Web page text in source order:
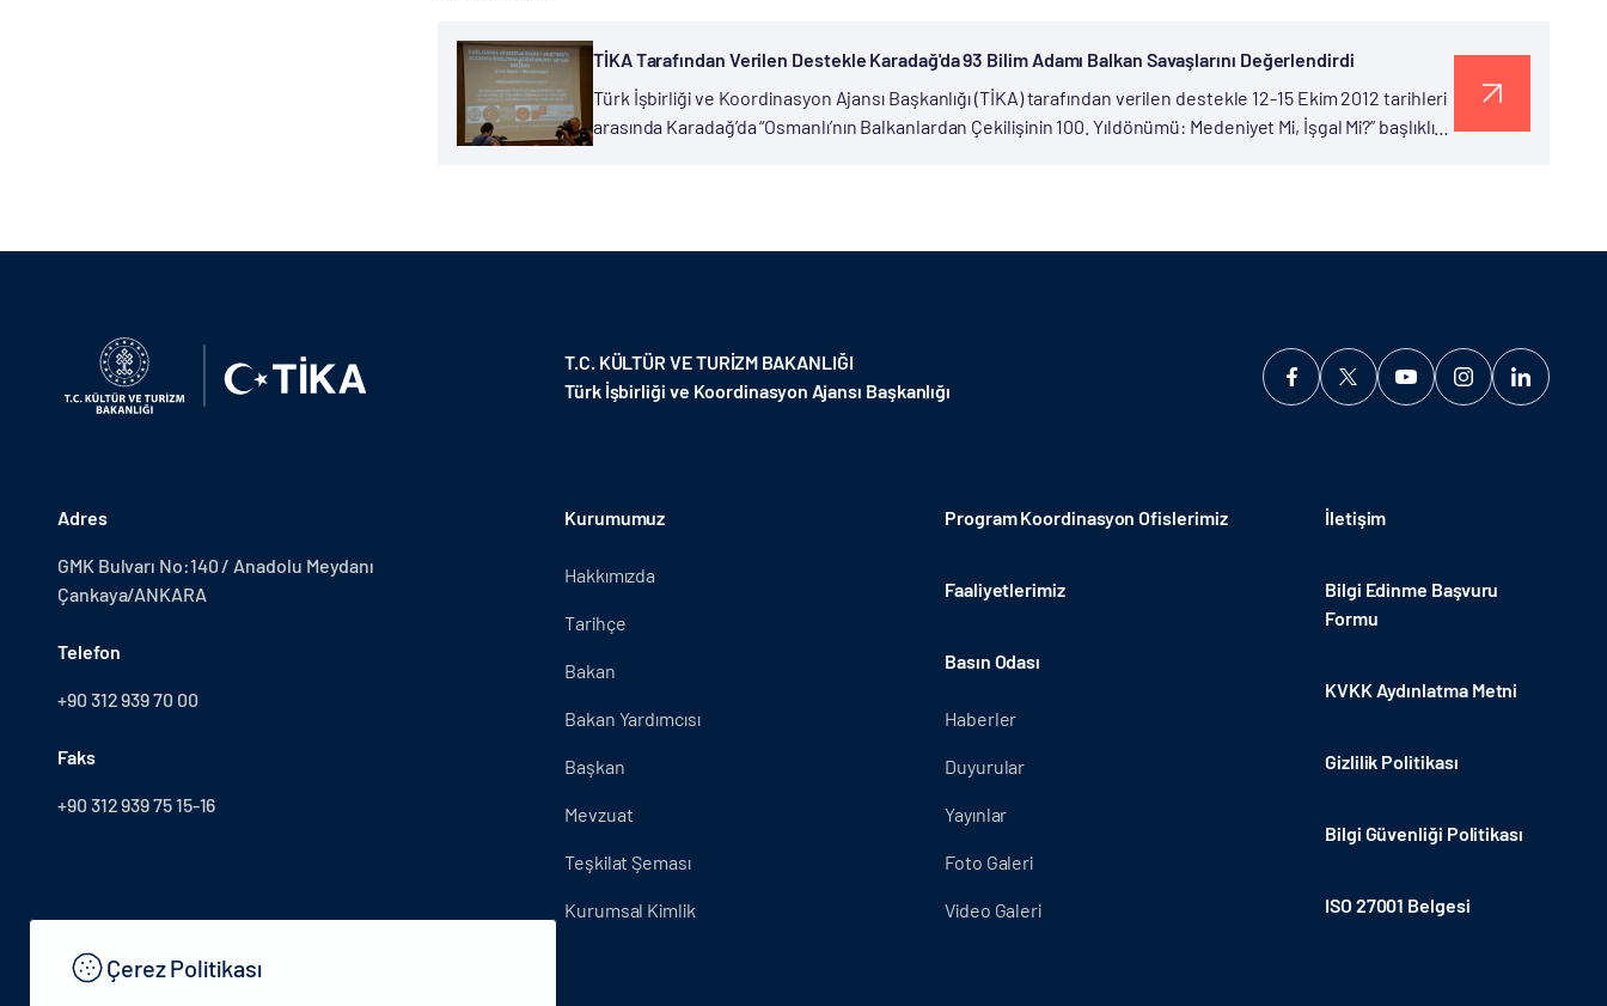
TİKA Tarafından Verilen Destekle Karadağ'da 93 Bilim Adamı Balkan Savaşlarını Değerlendirdi
Türk İşbirliği ve Koordinasyon Ajansı Başkanlığı (TİKA) tarafından verilen destekle 12-15 Ekim 2012 tarihleri
arasında Karadağ’da “Osmanlı’nın Balkanlardan Çekilişinin 100. Yıldönümü: Medeniyet Mi, İşgal Mi?” başlıklı
T.C. KÜLTÜR VE TURİZM BAKANLIĞI
Türk İşbirliği ve Koordinasyon Ajansı Başkanlığı
Adres
GMK Bulvarı No:140 / Anadolu Meydanı
Çankaya/ANKARA
Telefon
+90 312 939 70 00
Faks
+90 312 939 75 15-16
Kurumumuz
Hakkımızda
Tarihçe
Bakan
Bakan Yardımcısı
Başkan
Mevzuat
Teşkilat Şeması
Kurumsal Kimlik
Program Koordinasyon Ofislerimiz
Faaliyetlerimiz
Basın Odası
Haberler
Duyurular
Yayınlar
Foto Galeri
Video Galeri
İletişim
Bilgi Edinme Başvuru
Formu
KVKK Aydınlatma Metni
Gizlilik Politikası
Bilgi Güvenliği Politikası
ISO 27001 Belgesi
Çerez Politikası